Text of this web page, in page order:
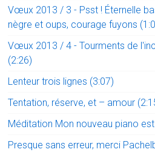
Vœux 2013 / 3 - Psst ! Éternelle
nègre et oups, courage fuyons
Vœux 2013 / 4 - Tourments de
(2:26)
Lenteur trois lignes (3:07)
Tentation, réserve, et – amour
Méditation Mon nouveau piano
Presque sans erreur, merci